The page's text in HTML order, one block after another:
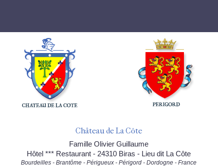
Château de La Côte
Famille Olivier Guillaume
Hôtel *** Restaurant - 24310 Biras - Lieu dit La Côte
Bourdeilles - Brantôme - Périgueux - Périgord - Dordogne - France